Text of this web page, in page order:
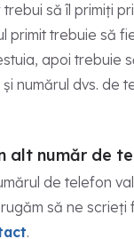
să îl primiţi
primit trebuie să
apoi trebuie
numărul dvs. de
alt număr de
de telefon
să ne scrieți
.